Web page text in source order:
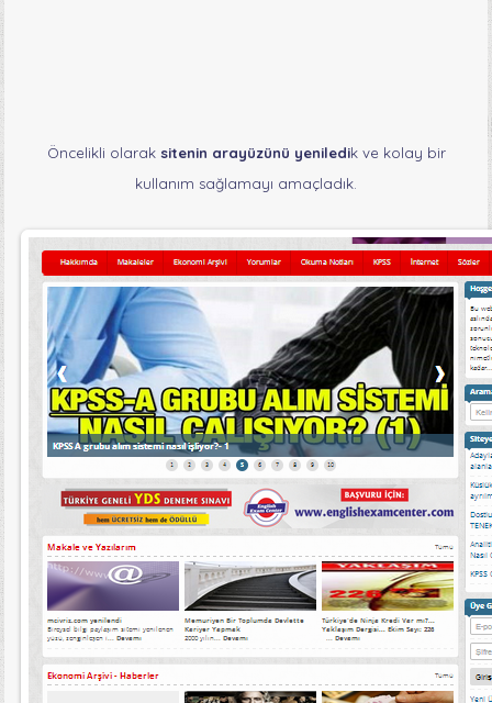
Öncelikli olarak sitenin arayüzünü yeniledik ve kolay bir
kullanım sağlamayı amaçladık.